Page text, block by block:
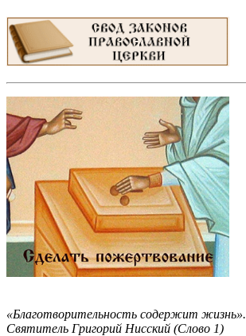
«Благотворительность содержит жизнь».
Святитель Григорий Нисский (Слово 1)